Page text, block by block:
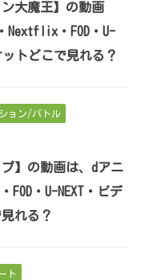
ン大魔王】の動画
Nextflix・FOD・U-
ットどこで見れる？
ョン/バトル
】の動画は、dアニ
・U-NEXT・ビデ
れる？
ト